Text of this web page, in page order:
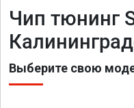
Чип тюнинг
Выберите свою